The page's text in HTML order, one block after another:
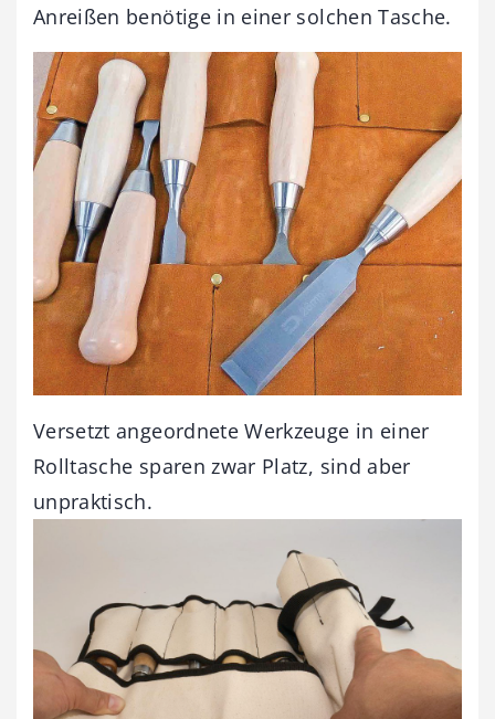
Anreißen benötige in einer solchen Tasche.
Versetzt angeordnete Werkzeuge in einer
Rolltasche sparen zwar Platz, sind aber
unpraktisch.